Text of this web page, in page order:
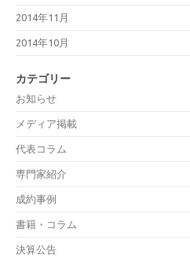
2014年11月
2014年10月
カテゴリー
お知らせ
メディア掲載
代表コラム
専門家紹介
成約事例
書籍・コラム
決算公告